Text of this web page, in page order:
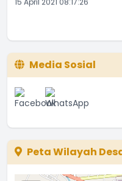
Media Sosial
Peta Wilayah